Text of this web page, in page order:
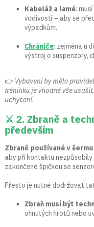
Kabeláž a lamé:
vodivosti – aby se
výpadkům.
Chrániče: zejména u
výstroj o suspenzory,
👉 Vybavení by mělo
tréninku je vhodné vše
uchycení.
⚔️ 2. Zbraně a
především
Zbraně používané v
aby při kontaktu nezpůsobily
zakončené špičkou se
Přesto je nutné dodržovat
Zbraň musí být
ohnutých hrotů nebo